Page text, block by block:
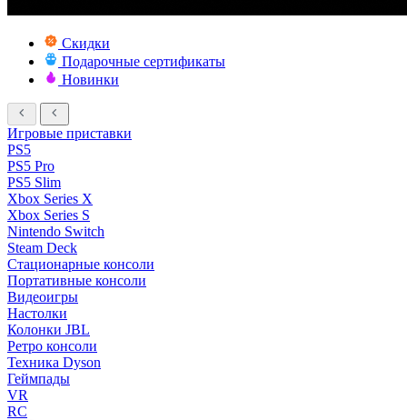
Скидки
Подарочные сертификаты
Новинки
Игровые приставки
PS5
PS5 Pro
PS5 Slim
Xbox Series X
Xbox Series S
Nintendo Switch
Steam Deck
Стационарные консоли
Портативные консоли
Видеоигры
Настолки
Колонки JBL
Ретро консоли
Техника Dyson
Геймпады
VR
RC